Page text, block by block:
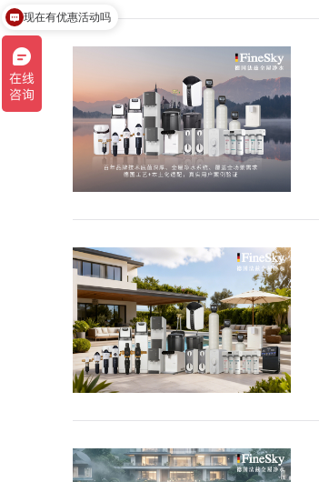
现在有优惠活动吗